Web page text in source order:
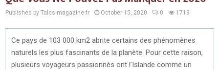
Published by Tales-magazine.fr October 15, 2020 0 1719
Ce pays de 103 000 km2 abrite certains des phénomènes
naturels les plus fascinants de la planète. Pour cette raison,
plusieurs voyageurs passionnés ont l’Islande comme un